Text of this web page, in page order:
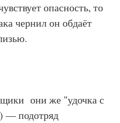
опасность, то
чернил он обдаёт
они же "удочка с
— подотряд